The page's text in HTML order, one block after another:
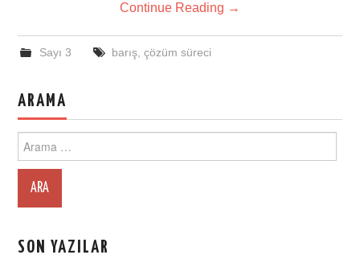
Continue Reading →
Sayı 3 barış, çözüm süreci
ARAMA
Search
for:
SON YAZILAR